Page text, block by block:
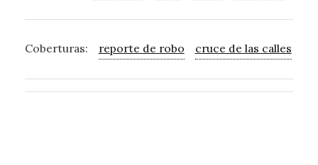
Coberturas: reporte de robo cruce de las calles